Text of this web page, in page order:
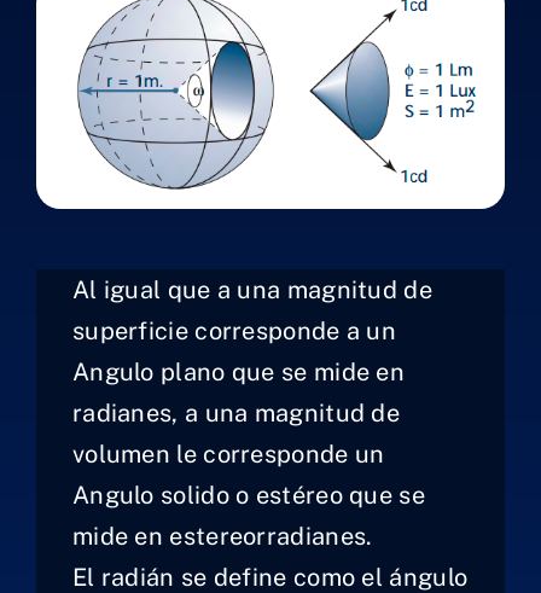
Al igual que a una magnitud de
superficie corresponde a un
Angulo plano que se mide en
radianes, a una magnitud de
volumen le corresponde un
Angulo solido o estéreo que se
mide en estereorradianes.
El radián se define como el ángulo